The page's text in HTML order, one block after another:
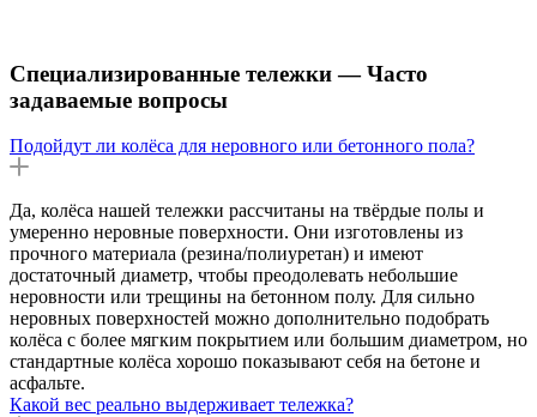
Специализированные тележки — Часто
задаваемые вопросы
Подойдут ли колёса для неровного или бетонного пола?
Да, колёса нашей тележки рассчитаны на твёрдые полы и
умеренно неровные поверхности. Они изготовлены из
прочного материала (резина/полиуретан) и имеют
достаточный диаметр, чтобы преодолевать небольшие
неровности или трещины на бетонном полу. Для сильно
неровных поверхностей можно дополнительно подобрать
колёса с более мягким покрытием или большим диаметром, но
стандартные колёса хорошо показывают себя на бетоне и
асфальте.
Какой вес реально выдерживает тележка?